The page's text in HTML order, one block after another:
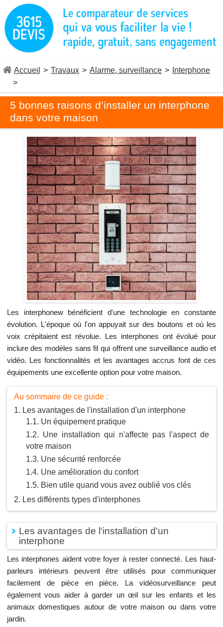
Accueil > Travaux > Alarme, surveillance >
Interphone
>
5 bonnes raisons d’installer un interphone
dans votre maison
Les interphonew bénéficient d'une technologie en constante
évolution. L'époque où l'on appuyait sur des boutons et où les
voix crépitaient est révolue. Les interphones ont évolué pour
inclure des modèles sans fil qui offrent une surveillance audio et
vidéo. Les fonctionnalités et les avantages accrus font de ces
équipements une excellente option pour votre maison.
Au sommaire de ce guide :
Les avantages de l'installation d'un interphone
Un équipement pratique
Une installation qui n'affecte pas l'aspect de
votre maison
Une sécurité renforcée
Une amélioration du confort
Bien utile quand vous avez oublié vos clés
Les différents types d'interphones
Les avantages de l'installation d'un
interphone
Les interphones aident votre foyer à rester connecté. Les haut-
parleurs intérieurs peuvent être utilisés pour communiquer
facilement de pièce en pièce. La vidéosurveillance peut
également vous aider à garder un œil sur les enfants et les
animaux domestiques autour de votre maison ou dans votre
jardin.